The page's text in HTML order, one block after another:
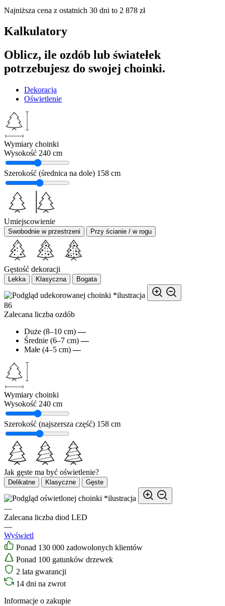
Najniższa cena z ostatnich 30 dni to 2 878 zł
Kalkulatory
Oblicz, ile ozdób lub światełek
potrzebujesz do swojej choinki.
Dekoracja
Oświetlenie
Wymiary choinki
Wysokość 240 cm
Szerokość (średnica na dole) 158 cm
Umiejscowienie
Swobodnie w przestrzeni Przy ścianie / w rogu
Gęstość dekoracji
Lekka Klasyczna Bogata
*ilustracja
86
Zalecana liczba ozdób
Duże (8–10 cm) —
Średnie (6–7 cm) —
Małe (4–5 cm) —
Wymiary choinki
Wysokość 240 cm
Szerokość (najszersza część) 158 cm
Jak gęste ma być oświetlenie?
Delikatne Klasyczne Gęste
*ilustracja
—
Zalecana liczba diod LED
—
Wyświetl
Ponad 130 000 zadowolonych klientów
Ponad 100 gatunków drzewek
2 lata gwarancji
14 dni na zwrot
Informacje o zakupie